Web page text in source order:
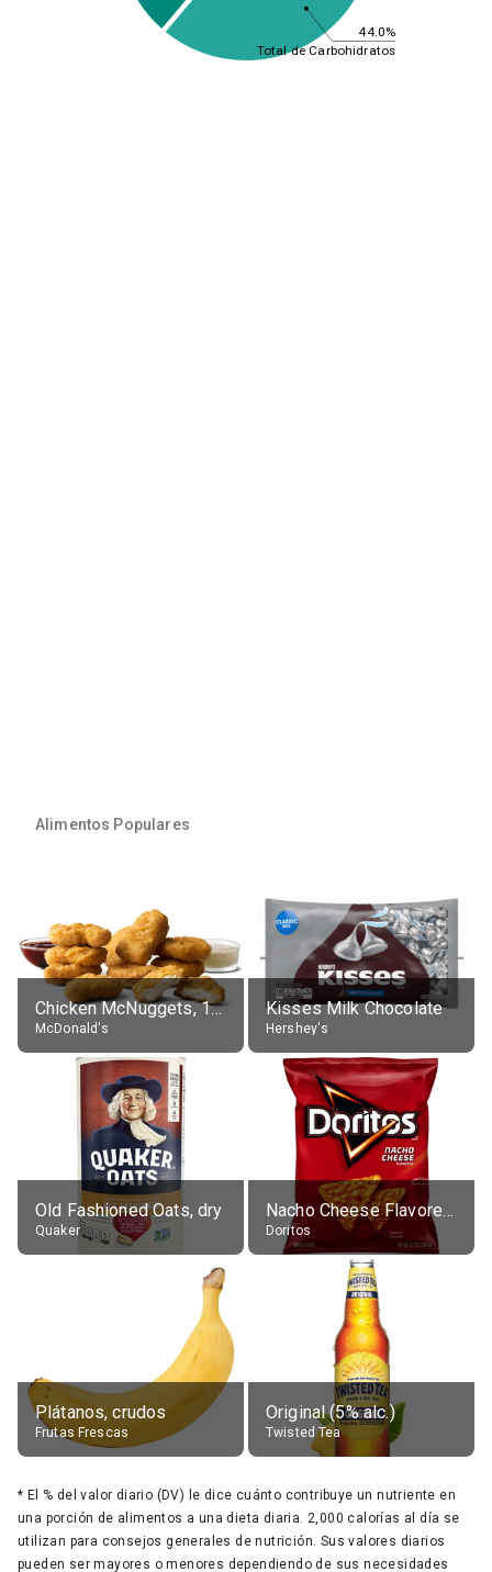
44.0%
Total de Carbohidratos
Alimentos Populares
Chicken McNuggets, 10 pieces, without sauce
McDonald's
Kisses Milk Chocolate
Hershey's
Old Fashioned Oats, dry
Quaker
Nacho Cheese Flavored Tortilla Chips
Doritos
Plátanos, crudos
Frutas Frescas
Original (5% alc.)
Twisted Tea
* El % del valor diario (DV) le dice cuánto contribuye un nutriente en
una porción de alimentos a una dieta diaria. 2,000 calorías al día se
utilizan para consejos generales de nutrición. Sus valores diarios
pueden ser mayores o menores dependiendo de sus necesidades